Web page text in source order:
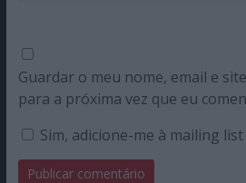
Guardar o meu nome, email e
para a próxima vez que eu
Sim, adicione-me à mailing